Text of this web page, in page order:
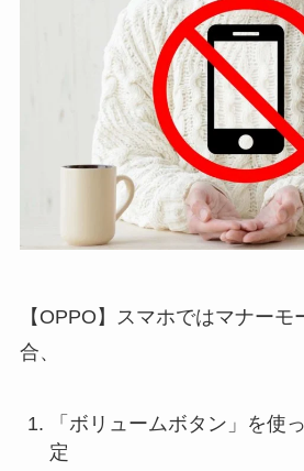
【OPPO】スマホではマナー
合、
「ボリュームボタン」を使
定